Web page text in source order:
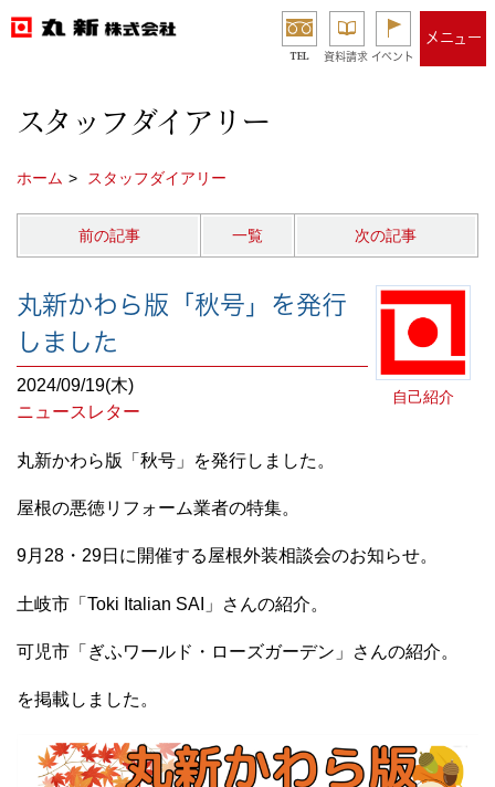
TEL 資料請求 イベント
メニュー
スタッフダイアリー
ホーム スタッフダイアリー
前の記事 一覧 次の記事
丸新かわら版「秋号」を発行
しました
自己紹介
2024/09/19(木)
ニュースレター
丸新かわら版「秋号」を発行しました。
屋根の悪徳リフォーム業者の特集。
9月28・29日に開催する屋根外装相談会のお知らせ。
土岐市「Toki Italian SAI」さんの紹介。
可児市「ぎふワールド・ローズガーデン」さんの紹介。
を掲載しました。